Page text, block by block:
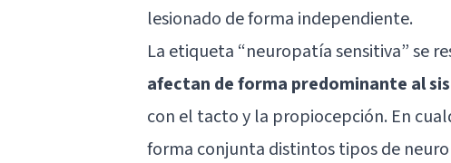
lesionado de forma independiente.
La etiqueta “neuropatía sensitiva” se
afectan de forma predominante al
con el tacto y la propiocepción. En
forma conjunta distintos tipos de